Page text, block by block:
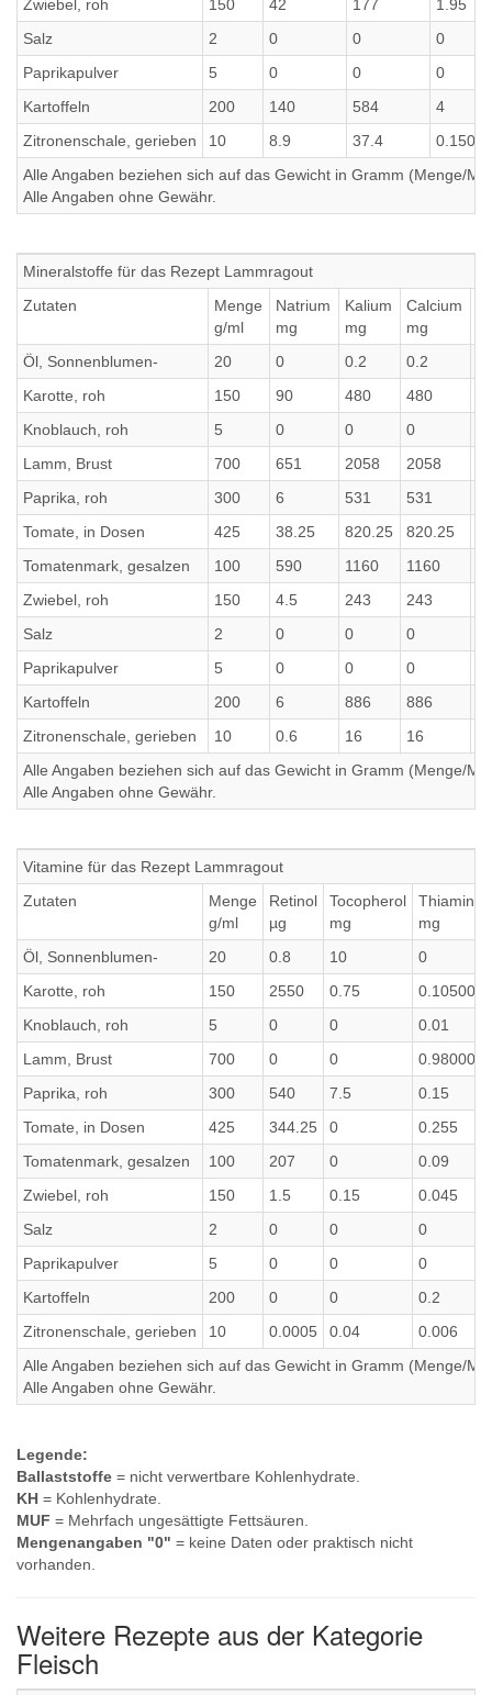
Zwiebel, roh 150 42 177
1.95
Salz
2 0 0
0
Paprikapulver
5 0 0
0
Kartoffeln
200 140 584
4
Zitronenschale, gerieben
10 8.9 37.4
0.1503
Alle Angaben beziehen sich auf das Gewicht in Gramm (Menge/
Alle Angaben ohne Gewähr.
Mineralstoffe für das Rezept Lammragout
Zutaten
Menge
g/ml
Natrium
mg
Kalium
mg
Calcium
mg
Öl, Sonnenblumen-
20 0 0.2 0.2
Karotte, roh
150 90 480 480
Knoblauch, roh
5 0 0 0
Lamm, Brust
700 651 2058 2058
Paprika, roh
300 6 531 531
Tomate, in Dosen
425 38.25 820.25 820.25
Tomatenmark, gesalzen
100 590 1160 1160
Zwiebel, roh
150 4.5 243 243
Salz
2 0 0 0
Paprikapulver
5 0 0 0
Kartoffeln
200 6 886 886
Zitronenschale, gerieben
10 0.6 16 16
Alle Angaben beziehen sich auf das Gewicht in Gramm (Menge/
Alle Angaben ohne Gewähr.
Vitamine für das Rezept Lammragout
Zutaten
Menge
g/ml
Retinol
µg
Tocopherol
mg
Thiamin
mg
Öl, Sonnenblumen-
20 0.8 10
0
Karotte, roh
150 2550 0.75
Knoblauch, roh
5 0 0
0.01
Lamm, Brust
700 0 0
Paprika, roh
300 540 7.5
0.15
Tomate, in Dosen
425 344.25 0
0.255
Tomatenmark, gesalzen
100 207 0
0.09
Zwiebel, roh
150 1.5 0.15
0.045
Salz
2 0 0
0
Paprikapulver
5 0 0
0
Kartoffeln
200 0 0
0.2
Zitronenschale, gerieben
10 0.0005 0.04
0.006
Alle Angaben beziehen sich auf das Gewicht in Gramm (Menge/
Alle Angaben ohne Gewähr.
Legende:
Ballaststoffe = nicht verwertbare Kohlenhydrate.
KH = Kohlenhydrate.
MUF = Mehrfach ungesättigte Fettsäuren.
Mengenangaben "0" = keine Daten oder praktisch nicht
vorhanden.
Weitere Rezepte aus der Kategorie
Fleisch